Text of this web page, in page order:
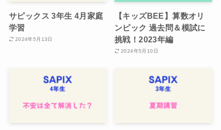
サピックス 3年生 4月家庭
学習
2024年5月13日
【キッズBEE】算数オリ
ンピック 過去問＆模試に
挑戦！2023年編
2024年5月10日